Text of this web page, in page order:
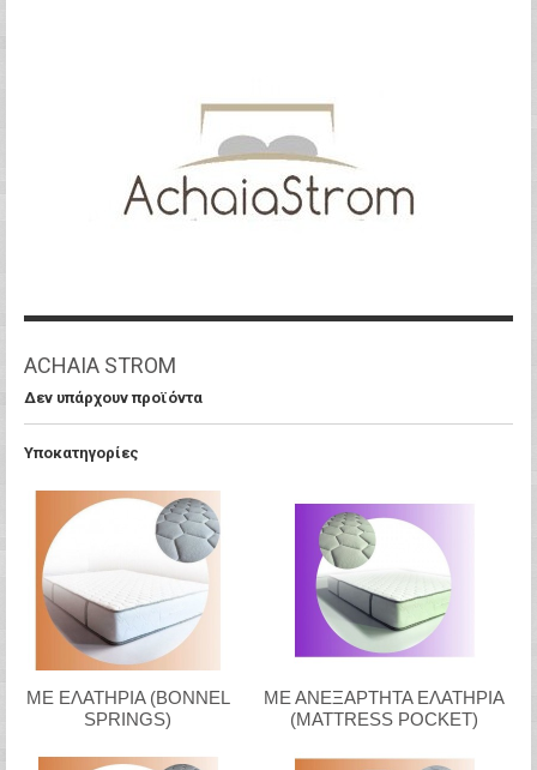
ACHAIA STROM
Δεν υπάρχουν προϊόντα
Υποκατηγορίες
ΜΕ ΕΛΑΤΗΡΙΑ (BONNEL
SPRINGS)
ΜΕ ΑΝΕΞΑΡΤΗΤΑ ΕΛΑΤΗΡΙΑ
(MATTRESS POCKET)